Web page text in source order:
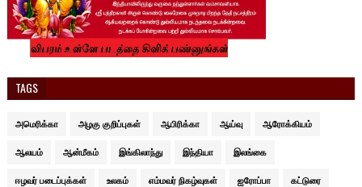
TAGS
அமெரிக்கா அழகு குறிப்புகள் ஆபிரிக்கா ஆய்வு ஆரோக்கியம்
ஆலயம் ஆன்மீகம் இங்கிலாந்து இந்தியா இலங்கை
ஈழவர் படைப்புக்கள் உலகம் எம்மவர் நிகழ்வுகள் ஐரோப்பா கட்டுரை